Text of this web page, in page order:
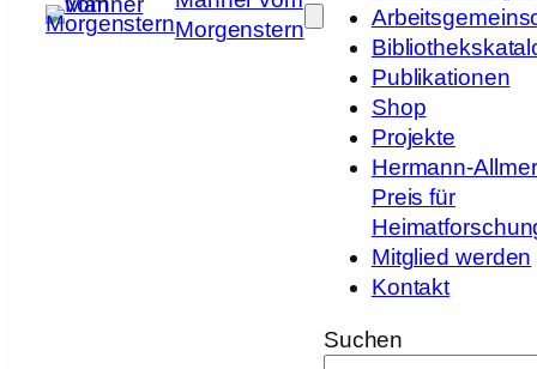
Morgenstern
Publikationen
Shop
Projekte
Hermann-
Preis für
Mitglied werden
Kontakt
Suchen